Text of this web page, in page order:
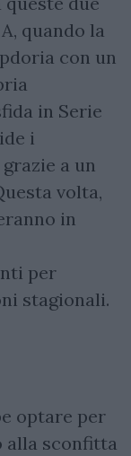
quando la
con un
in Serie
i
a un
volta,
in
per
stagionali.
optare per
alla sconfitta